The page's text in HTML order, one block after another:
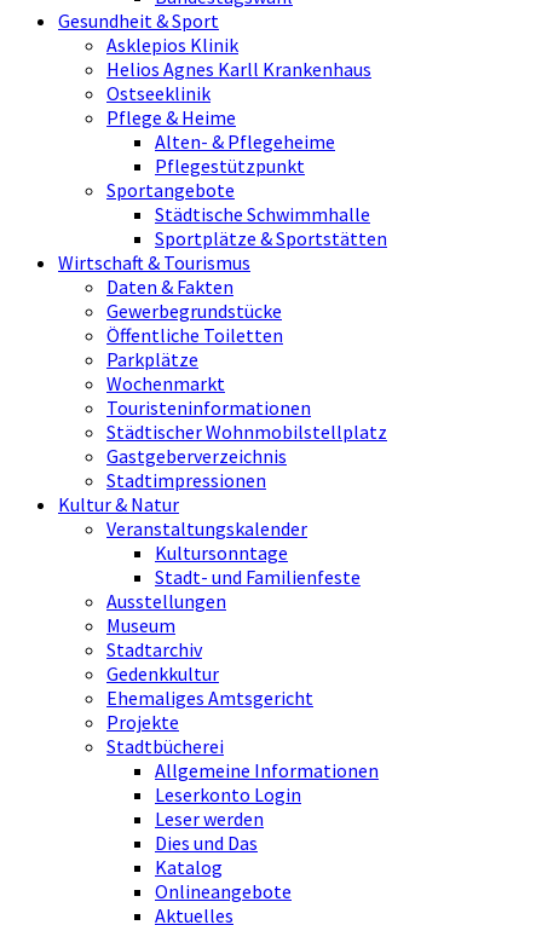
Gesundheit & Sport
Asklepios Klinik
Helios Agnes Karll Krankenhaus
Ostseeklinik
Pflege & Heime
Alten- & Pflegeheime
Pflegestützpunkt
Sportangebote
Städtische Schwimmhalle
Sportplätze & Sportstätten
Wirtschaft & Tourismus
Daten & Fakten
Gewerbegrundstücke
Öffentliche Toiletten
Parkplätze
Wochenmarkt
Touristeninformationen
Städtischer Wohnmobilstellplatz
Gastgeberverzeichnis
Stadtimpressionen
Kultur & Natur
Veranstaltungskalender
Kultursonntage
Stadt- und Familienfeste
Ausstellungen
Museum
Stadtarchiv
Gedenkkultur
Ehemaliges Amtsgericht
Projekte
Stadtbücherei
Allgemeine Informationen
Leserkonto Login
Leser werden
Dies und Das
Katalog
Onlineangebote
Aktuelles